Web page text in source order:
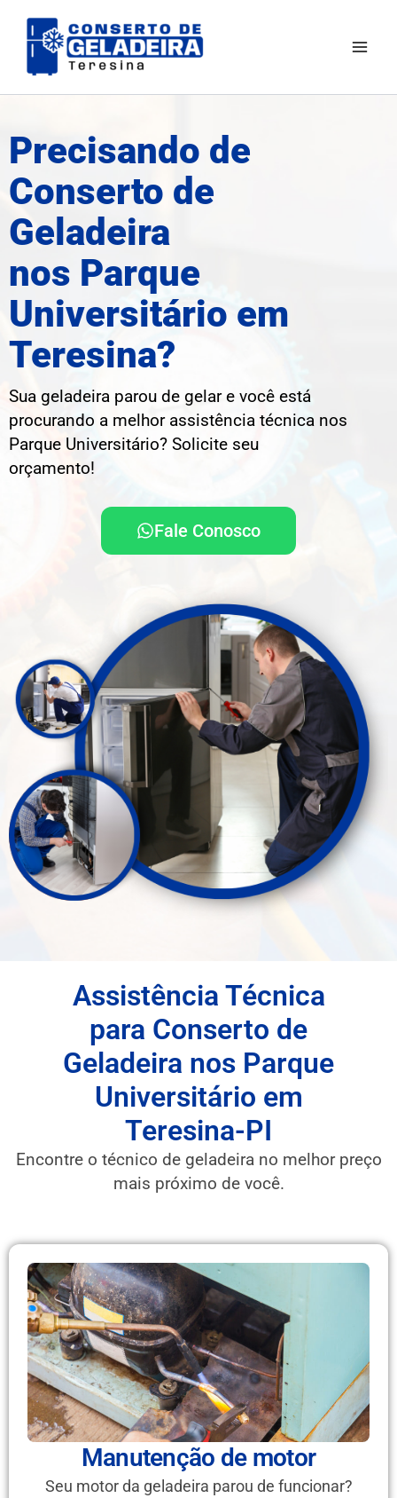
para
Precisando de
Conserto de
Geladeira
nos Parque
Universitário em
Teresina?
Sua geladeira parou de gelar e você está
procurando a melhor assistência técnica nos
Parque Universitário? Solicite seu
orçamento!
Fale Conosco
Assistência Técnica
para Conserto de
Geladeira nos Parque
Universitário em
Teresina-PI
Encontre o técnico de geladeira no melhor preço
mais próximo de você.
Manutenção de motor
Seu motor da geladeira parou de funcionar?